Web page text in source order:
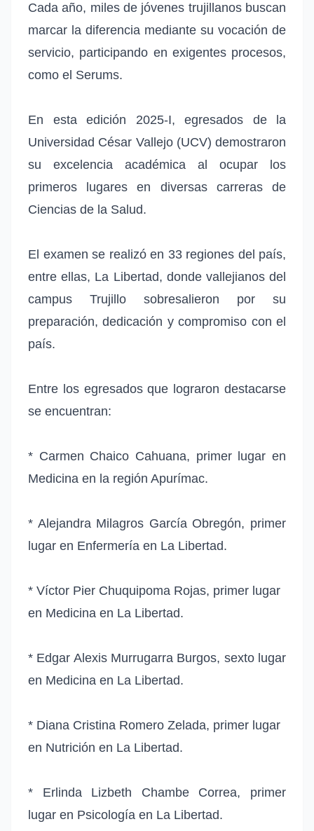
Cada año, miles de jóvenes trujillanos buscan
marcar la diferencia mediante su vocación de
servicio, participando en exigentes procesos,
como el Serums.
En esta edición 2025-I, egresados de la
Universidad César Vallejo (UCV) demostraron
su excelencia académica al ocupar los
primeros lugares en diversas carreras de
Ciencias de la Salud.
El examen se realizó en 33 regiones del país,
entre ellas, La Libertad, donde vallejianos del
campus Trujillo sobresalieron por su
preparación, dedicación y compromiso con el
país.
Entre los egresados que lograron destacarse
se encuentran:
* Carmen Chaico Cahuana, primer lugar en
Medicina en la región Apurímac.
* Alejandra Milagros García Obregón, primer
lugar en Enfermería en La Libertad.
* Víctor Pier Chuquipoma Rojas, primer lugar
en Medicina en La Libertad.
* Edgar Alexis Murrugarra Burgos, sexto lugar
en Medicina en La Libertad.
* Diana Cristina Romero Zelada, primer lugar
en Nutrición en La Libertad.
* Erlinda Lizbeth Chambe Correa, primer
lugar en Psicología en La Libertad.